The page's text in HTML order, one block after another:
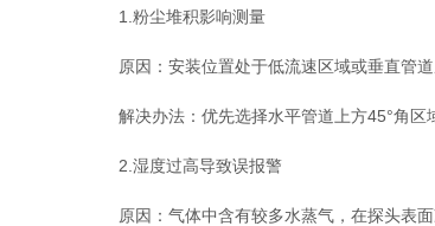
1.粉尘堆积影响测量
原因：安装位置处于低流速区域或垂直管道
解决办法：优先选择水平管道上方45°角区
2.湿度过高导致误报警
原因：气体中含有较多水蒸气，在探头表面